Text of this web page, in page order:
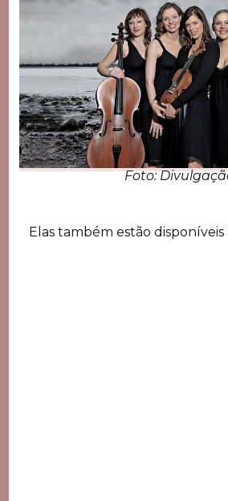
Foto:
Elas também estão disponíveis